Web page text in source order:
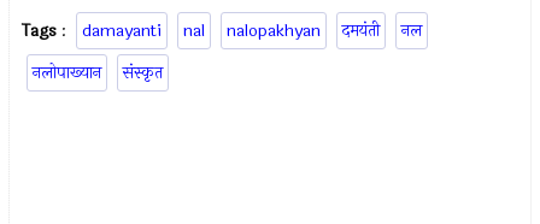
Tags : damayanti nal nalopakhyan दमयंती
नल
नलोपाख्यान
संस्कृत